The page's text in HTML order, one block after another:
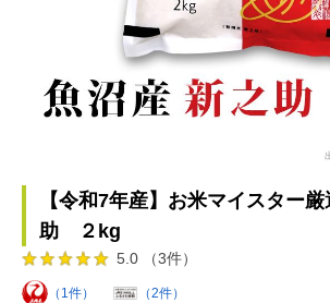
【令和7年産】お米マイスター
助 ２kg
5.0 （3件）
（1件） （2件）